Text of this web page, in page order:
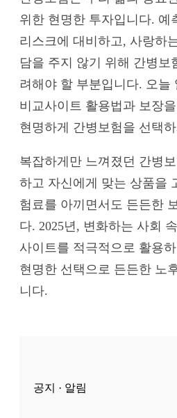
위한 현명한 투자입니다. 예
리스크에 대비하고, 사랑하
담을 주지 않기 위해 간병보
려해야 할 부분입니다. 오늘
비교사이트 활용법과 보장
현명하게 간병보험을 선택
복잡하게만 느껴졌던 간병
하고 자신에게 맞는 상품을
험료를 아끼면서도 든든한
다. 2025년, 변화하는 사회
사이트를 적극적으로 활용
현명한 선택으로 든든한 노
니다.
공지 · 알림